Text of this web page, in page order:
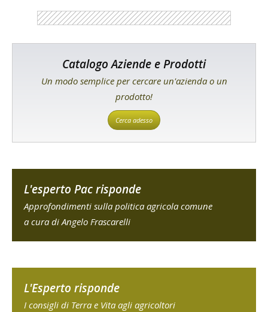
Catalogo Aziende e Prodotti
Un modo semplice per cercare un'azienda o un
prodotto!
Cerca adesso
L'esperto Pac risponde
Approfondimenti sulla politica agricola comune
a cura di Angelo Frascarelli
L'Esperto risponde
I consigli di Terra e Vita agli agricoltori